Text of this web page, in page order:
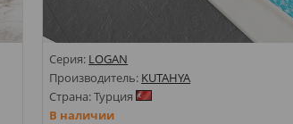
Серия: LOGAN
Производитель: KUTAHYA
Страна: Турция
В наличии